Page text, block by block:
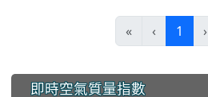
« ‹ 1 ›
::: 即時空氣質量指數